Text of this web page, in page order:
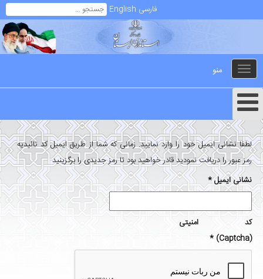
فارسی English
Toggle
navigation
منو
لطفا نشانی ایمیل خود را وارد نمایید. زمانی که شما از طریق ایمیل کد تائیدیه
رمز عبور را دریافت نمودید قادر خواهید بود تا رمز جدیدی را برگزینید
نشانی ایمیل*
کد امنیتی
(Captcha)
*